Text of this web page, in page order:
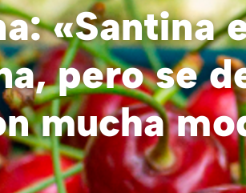
«Santina
pero se
mucha